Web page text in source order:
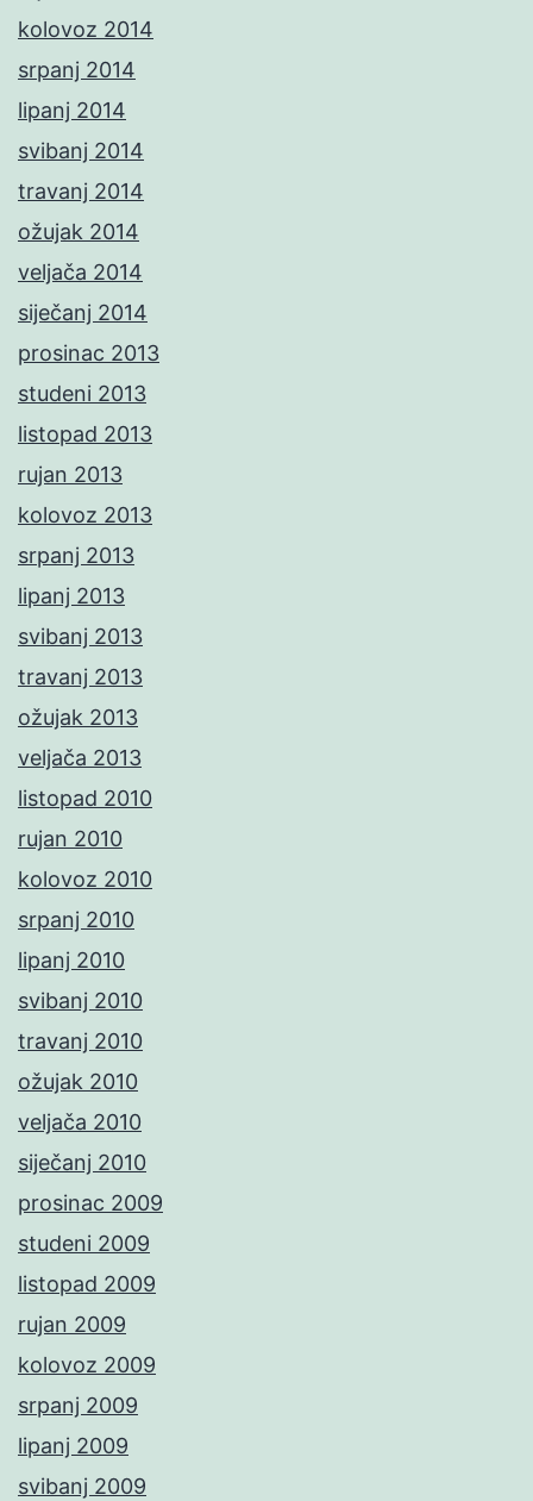
kolovoz 2014
srpanj 2014
lipanj 2014
svibanj 2014
travanj 2014
ožujak 2014
veljača 2014
siječanj 2014
prosinac 2013
studeni 2013
listopad 2013
rujan 2013
kolovoz 2013
srpanj 2013
lipanj 2013
svibanj 2013
travanj 2013
ožujak 2013
veljača 2013
listopad 2010
rujan 2010
kolovoz 2010
srpanj 2010
lipanj 2010
svibanj 2010
travanj 2010
ožujak 2010
veljača 2010
siječanj 2010
prosinac 2009
studeni 2009
listopad 2009
rujan 2009
kolovoz 2009
srpanj 2009
lipanj 2009
svibanj 2009